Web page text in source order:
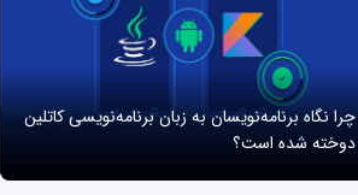
چرا نگاه برنامه‌نویسان به زبان برنامه‌نویسی کاتلین
دوخته شده است؟